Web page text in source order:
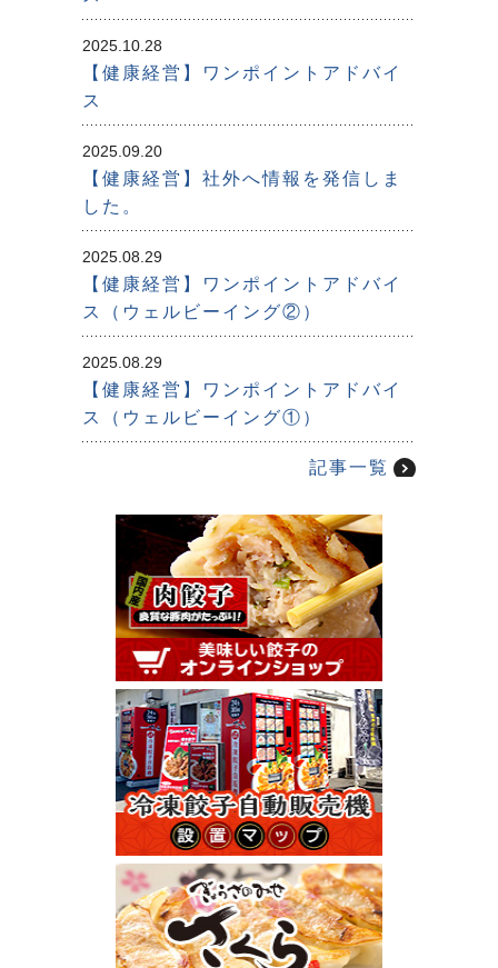
2025.10.28
【健康経営】ワンポイントアドバイ
ス
2025.09.20
【健康経営】社外へ情報を発信しま
した。
2025.08.29
【健康経営】ワンポイントアドバイ
ス（ウェルビーイング②）
2025.08.29
【健康経営】ワンポイントアドバイ
ス（ウェルビーイング①）
記事一覧